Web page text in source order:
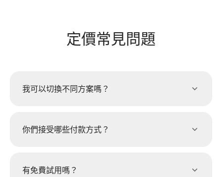
定價常見問題
我可以切換不同方案嗎？
你們接受哪些付款方式？
有免費試用嗎？